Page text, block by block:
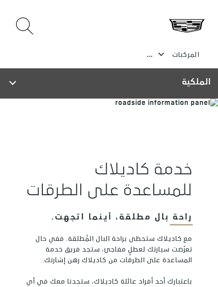
الملكية
خدمة كاديلاك
للمساعدة على الطرقات
راحة بال مطلقة، أينما اتجهت.
مع كاديلاك ستحظى براحة البال المُطلقة. ففي حال
تعرّضت سيارتك لعطلٍ مفاجئ، ستجد فريق خدمة
المساعدة على الطرقات من كاديلاك رهن إشارتك.
باعتبارك أحد أفراد عائلة كاديلاك، ستجدنا معك في أي